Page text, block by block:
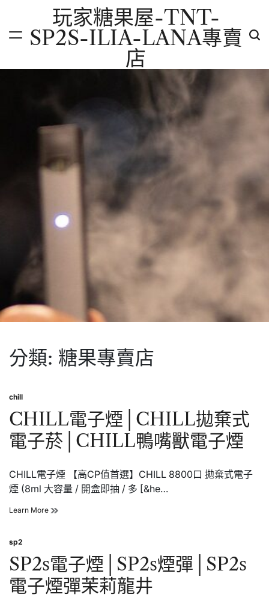
content
玩家糖果屋-TNT-
SP2S-ILIA-LANA專賣
店
分類: 糖果專賣店
Posted
in
chill
CHILL電子煙│CHILL拋棄式
電子菸│CHILL鴨嘴獸電子煙
CHILL電子煙 【高CP值首選】CHILL 8800口 拋棄式電子
煙 (8ml 大容量 / 開盒即抽 / 多 [&he…
Learn More CHILL
拋
式
電
Posted
in
sp2
SP2s電子煙│SP2s煙彈│SP2s
電子煙彈茉莉龍井